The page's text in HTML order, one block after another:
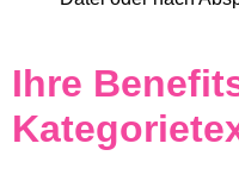
Ihre